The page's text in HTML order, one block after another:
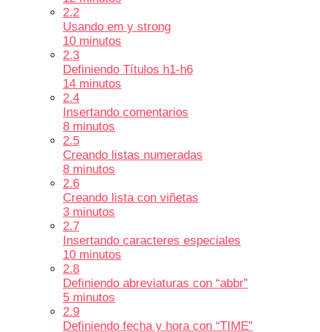
2.2
Usando em y strong
10 minutos
2.3
Definiendo Títulos h1-h6
14 minutos
2.4
Insertando comentarios
8 minutos
2.5
Creando listas numeradas
8 minutos
2.6
Creando lista con viñetas
3 minutos
2.7
Insertando caracteres especiales
10 minutos
2.8
Definiendo abreviaturas con “abbr”
5 minutos
2.9
Definiendo fecha y hora con “TIME”